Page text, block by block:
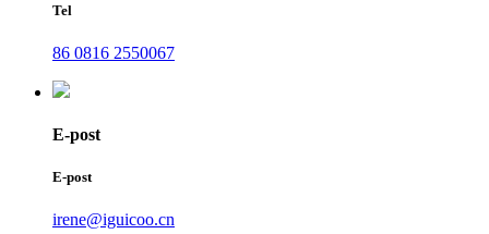
Tel
86 0816 2550067
E-post
E-post
irene@iguicoo.cn